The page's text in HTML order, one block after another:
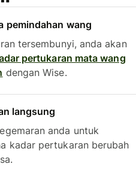
pemindahan wang
tersembunyi, anda akan
pertukaran mata wang
dengan Wise.
langsung
anda untuk
kadar pertukaran berubah